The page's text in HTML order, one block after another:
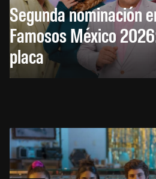
Segunda nominación
Famosos México
placa